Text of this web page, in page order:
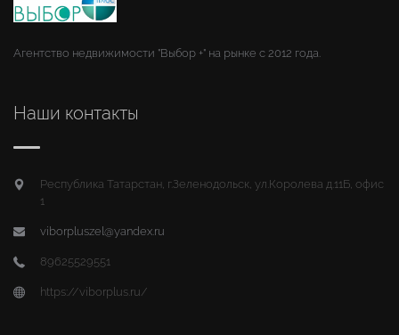
Агентство недвижимости "Выбор +" на рынке с 2012 года.
Наши контакты
Республика Татарстан, г.Зеленодольск, ул.Королева д.11Б, офис
1
viborpluszel@yandex.ru
89625529551
https://viborplus.ru/